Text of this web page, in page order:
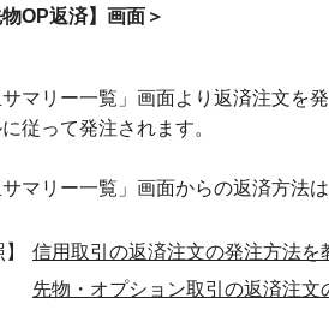
物OP返済】画面＞
サマリー一覧」画面より返済注文を
従って発注されます。
サマリー一覧」画面からの返済方法
信用取引の返済注文の発注方法を
先物・オプション取引の返済注文